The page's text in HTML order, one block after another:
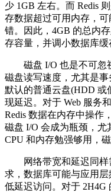
少 1GB 左右。而 Redis
存数据超过可用内存，
错。因此，4GB 的总内
存容量，并调小数据库缓
磁盘 I/O 也是不可忽
磁盘读写速度，尤其是
默认的普通云盘(HDD 或
现延迟。对于 Web 服务
Redis 数据在内存中操作
磁盘 I/O 会成为瓶颈，
CPU 和内存勉强够用，
网络带宽和延迟同样
求，数据库可能与应用
低延迟访问。对于 2H4G